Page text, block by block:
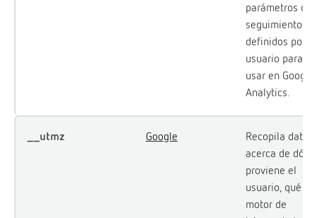
parámetros de
seguimiento
definidos por el
usuario para
usar en Google
Analytics.
__utmz Google
Recopila datos
acerca de
proviene el
usuario, qué
motor de